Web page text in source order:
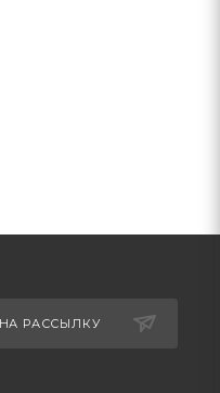
РАССЫЛКУ